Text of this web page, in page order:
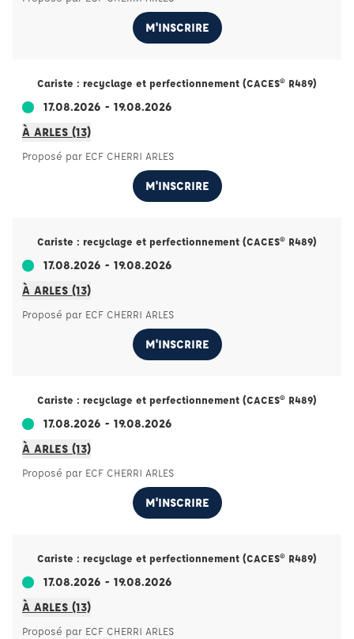
M'INSCRIRE
Cariste : recyclage et perfectionnement (CACES® R489)
17.08.2026 - 19.08.2026
À ARLES (13)
Proposé par ECF CHERRI ARLES
M'INSCRIRE
Cariste : recyclage et perfectionnement (CACES® R489)
17.08.2026 - 19.08.2026
À ARLES (13)
Proposé par ECF CHERRI ARLES
M'INSCRIRE
Cariste : recyclage et perfectionnement (CACES® R489)
17.08.2026 - 19.08.2026
À ARLES (13)
Proposé par ECF CHERRI ARLES
M'INSCRIRE
Cariste : recyclage et perfectionnement (CACES® R489)
17.08.2026 - 19.08.2026
À ARLES (13)
Proposé par ECF CHERRI ARLES